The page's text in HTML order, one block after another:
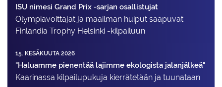
ISU nimesi Grand Prix -sarjan osallistujat
Olympiavoittajat ja maailman huiput saapuvat
Finlandia Trophy Helsinki -kilpailuun
15. KESÄKUUTA 2026
"Haluamme pienentää lajimme ekologista jalanjälkeä"
Kaarinassa kilpailupukuja kierrätetään ja tuunataan